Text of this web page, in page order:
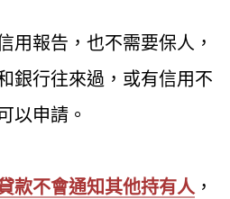
用報告，也不需要保人，
銀行往來過，或有信用不
以申請。
款不會通知其他持有人 ，